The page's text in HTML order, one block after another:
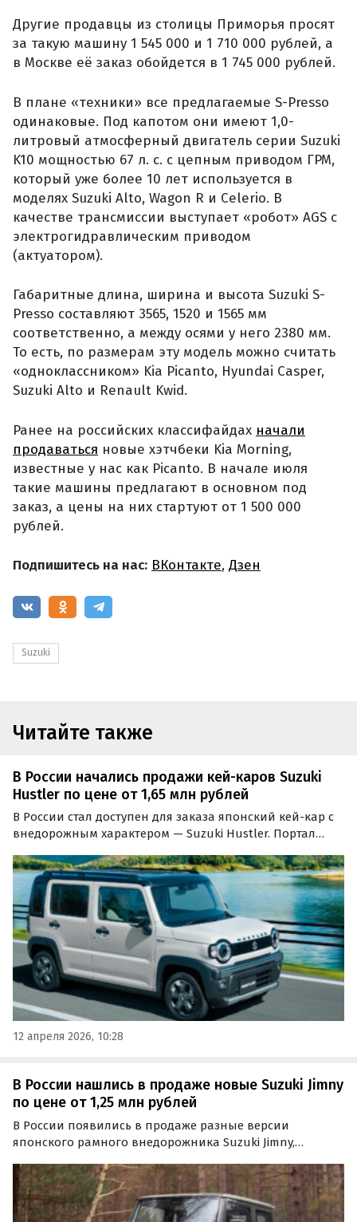
Другие продавцы из столицы Приморья просят
за такую машину 1 545 000 и 1 710 000 рублей, а
в Москве её заказ обойдется в 1 745 000 рублей.
В плане «техники» все предлагаемые S-Presso
одинаковые. Под капотом они имеют 1,0-
литровый атмосферный двигатель серии Suzuki
K10 мощностью 67 л. с. с цепным приводом ГРМ,
который уже более 10 лет используется в
моделях Suzuki Alto, Wagon R и Celerio. В
качестве трансмиссии выступает «робот» AGS с
электрогидравлическим приводом
(актуатором).
Габаритные длина, ширина и высота Suzuki S-
Presso составляют 3565, 1520 и 1565 мм
соответственно, а между осями у него 2380 мм.
То есть, по размерам эту модель можно считать
«одноклассником» Kia Picanto, Hyundai Casper,
Suzuki Alto и Renault Kwid.
Ранее на российских классифайдах начали
продаваться новые хэтчбеки Kia Morning,
известные у нас как Picanto. В начале июля
такие машины предлагают в основном под
заказ, а цены на них стартуют от 1 500 000
рублей.
Подпишитесь на нас: ВКонтакте, Дзен
Suzuki
Читайте также
В России начались продажи кей-каров Suzuki
Hustler по цене от 1,65 млн рублей
В России стал доступен для заказа японский кей-кар с
внедорожным характером — Suzuki Hustler. Портал
классифайдов объявления о продаже двух таких
автомобилей стоимостью 1 650 000 и 1 700 000 рублей…
12 апреля 2026, 10:28
В России нашлись в продаже новые Suzuki Jimny
по цене от 1,25 млн рублей
В России появились в продаже разные версии
японского рамного внедорожника Suzuki Jimny,
доступных вариантов есть и кей-кары, цены на
которые стартуют от 1 250 000 рублей, сообщают
«Автоновости дня».